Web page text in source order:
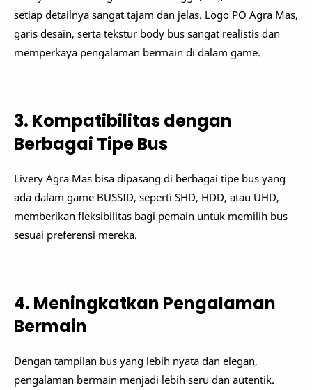
setiap detailnya sangat tajam dan jelas. Logo PO Agra Mas,
garis desain, serta tekstur body bus sangat realistis dan
memperkaya pengalaman bermain di dalam game.
3. Kompatibilitas dengan
Berbagai Tipe Bus
Livery Agra Mas bisa dipasang di berbagai tipe bus yang
ada dalam game BUSSID, seperti SHD, HDD, atau UHD,
memberikan fleksibilitas bagi pemain untuk memilih bus
sesuai preferensi mereka.
4. Meningkatkan Pengalaman
Bermain
Dengan tampilan bus yang lebih nyata dan elegan,
pengalaman bermain menjadi lebih seru dan autentik.